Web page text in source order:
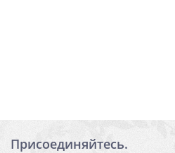
Присоединяйтесь.